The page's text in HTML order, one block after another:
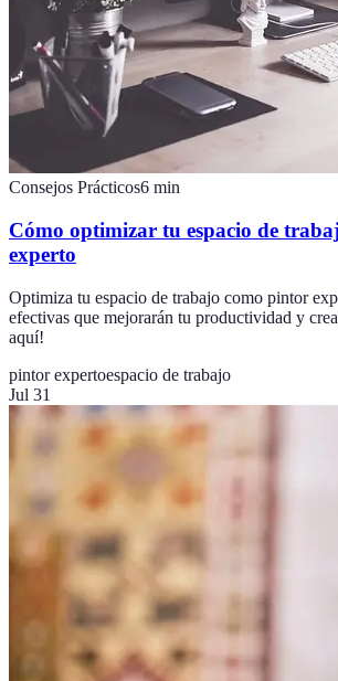
Consejos Prácticos6 min
Cómo optimizar tu espacio de
experto
Optimiza tu espacio de trabajo como pintor
efectivas que mejorarán tu productividad y
aquí!
pintor expertoespacio de trabajo
Jul 31